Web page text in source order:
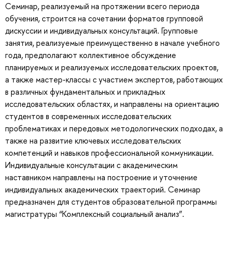
Семинар, реализуемый на протяжении всего периода
обучения, строится на сочетании форматов групповой
дискуссии и индивидуальных консультаций. Групповые
занятия, реализуемые преимущественно в начале учебного
года, предполагают коллективное обсуждение
планируемых и реализуемых исследовательских проектов,
а также мастер-классы с участием экспертов, работающих
в различных фундаментальных и прикладных
исследовательских областях, и направлены на ориентацию
студентов в современных исследовательских
проблематиках и передовых методологических подходах, а
также на развитие ключевых исследовательских
компетенций и навыков профессиональной коммуникации.
Индивидуальные консультации с академическим
наставником направлены на построение и уточнение
индивидуальных академических траекторий. Семинар
предназначен для студентов образовательной программы
магистратуры “Комплексный социальный анализ”.